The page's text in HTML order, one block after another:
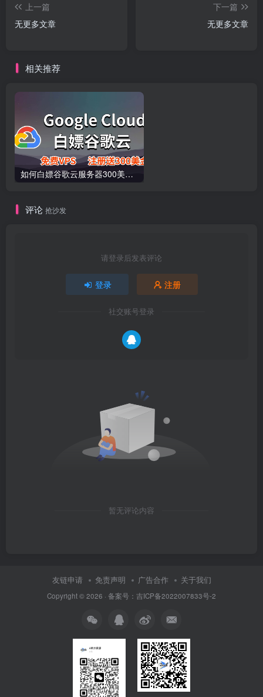
上一篇
无更多文章
下一篇
无更多文章
相关推荐
如何白嫖谷歌云服务器300美金大羊毛
评论 抢沙发
请登录后发表评论
登录 注册
社交账号登录
暂无评论内容
友链申请 免责声明 广告合作 关于我们
Copyright © 2026 · 备案号：吉ICP备2022007833号-2